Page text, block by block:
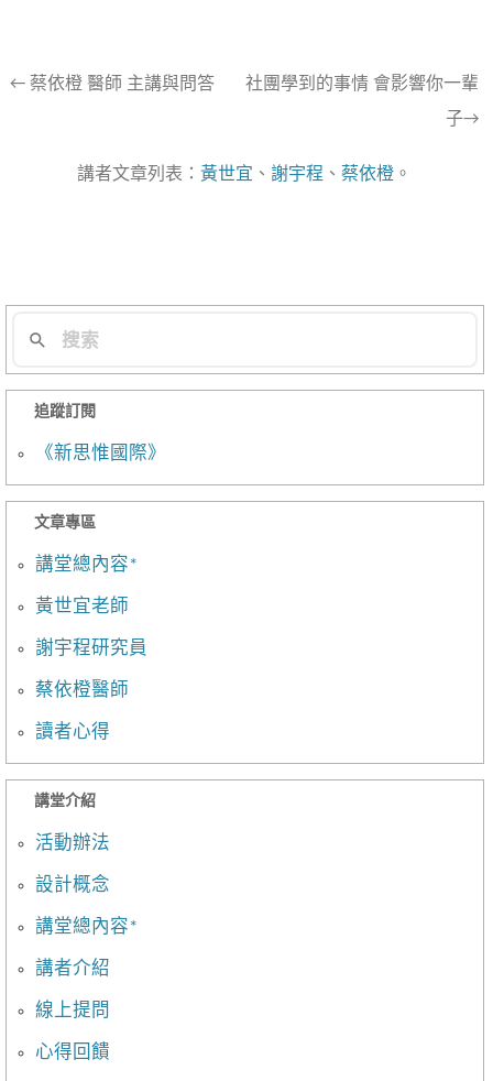
文
← 蔡依橙 醫師 主講與問答
社團學到的事情 會影響你一輩
子→
講者文章列表： 黃世宜 、 謝宇程 、 蔡依橙。
追蹤訂閱
《新思惟國際》
文章專區
講堂總內容*
黃世宜老師
謝宇程研究員
蔡依橙醫師
讀者心得
講堂介紹
活動辦法
設計概念
講堂總內容*
講者介紹
線上提問
心得回饋